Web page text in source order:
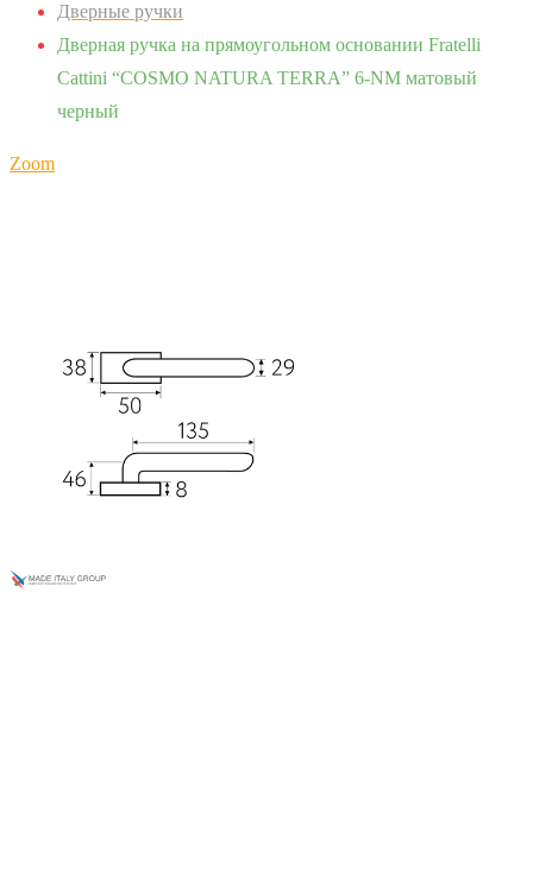
Дверные ручки
Дверная ручка на прямоугольном основании Fratelli
Cattini “COSMO NATURA TERRA” 6-NM матовый
черный
Zoom